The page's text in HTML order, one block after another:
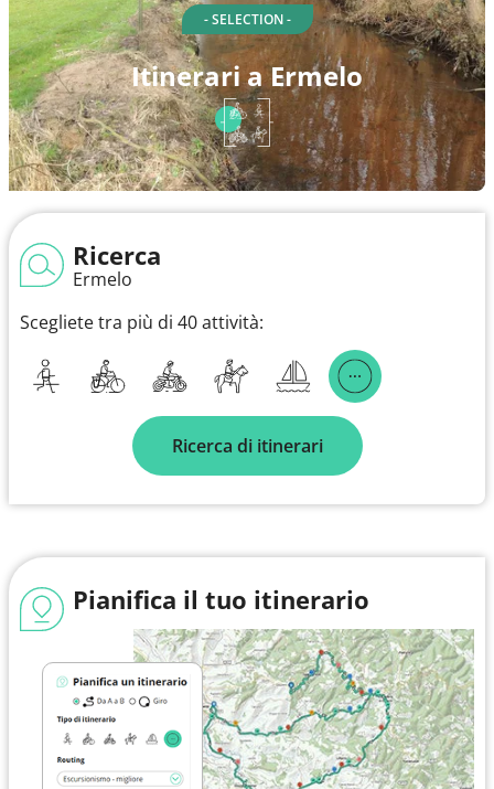
- SELECTION -
Itinerari a Ermelo
Ricerca
Ermelo
Scegliete tra più di 40 attività:
Ricerca di itinerari
Pianifica il tuo itinerario